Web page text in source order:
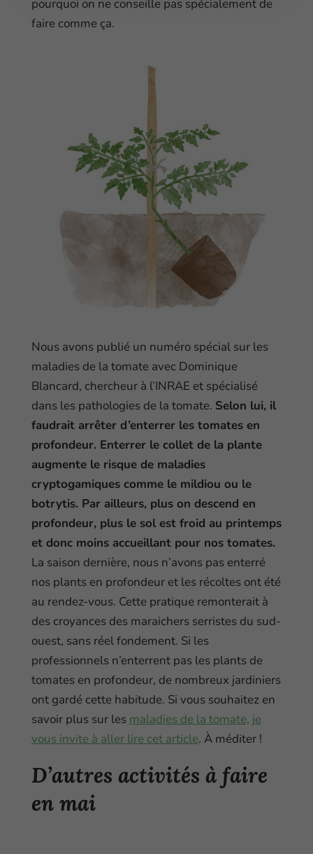
pourquoi on ne conseille pas spécialement de
faire comme ça.
Nous avons publié un numéro spécial sur les
maladies de la tomate avec Dominique
Blancard, chercheur à l’INRAE et spécialisé
dans les pathologies de la tomate. Selon lui, il
faudrait arrêter d’enterrer les tomates en
profondeur. Enterrer le collet de la plante
augmente le risque de maladies
cryptogamiques comme le mildiou ou le
botrytis. Par ailleurs, plus on descend en
profondeur, plus le sol est froid au printemps
et donc moins accueillant pour nos tomates.
La saison dernière, nous n’avons pas enterré
nos plants en profondeur et les récoltes ont été
au rendez-vous. Cette pratique remonterait à
des croyances des maraichers serristes du sud-
ouest, sans réel fondement. Si les
professionnels n’enterrent pas les plants de
tomates en profondeur, de nombreux jardiniers
ont gardé cette habitude. Si vous souhaitez en
savoir plus sur les maladies de la tomate, je
vous invite à aller lire cet article. À méditer !
D’autres activités à faire
en mai